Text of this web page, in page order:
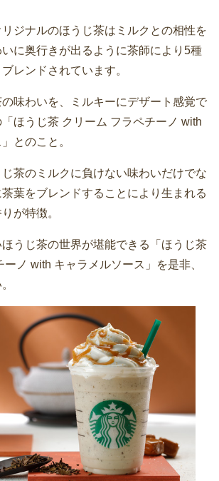
ジナルのほうじ茶はミルクとの相性を
に奥行きが出るように茶師により5種
レンドされています。
味わいを、ミルキーにデザート感覚で
ほうじ茶 クリーム フラペチーノ with
とのこと。
茶のミルクに負けない味わいだけでな
葉をブレンドすることにより生まれる
が特徴。
うじ茶の世界が堪能できる「ほうじ茶
ーノ with キャラメルソース」を是非、